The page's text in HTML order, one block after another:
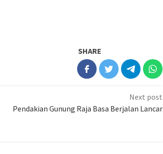
SHARE
Next post
Pendakian Gunung Raja Basa Berjalan Lancar